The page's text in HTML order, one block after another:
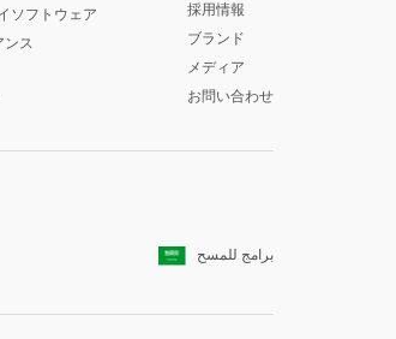
ソフトウェア
ンス
採用情報
ブランド
メディア
お問い合わせ
برامج للمسح